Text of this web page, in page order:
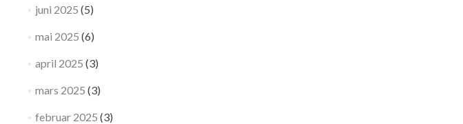
juni 2025 (5)
mai 2025 (6)
april 2025 (3)
mars 2025 (3)
februar 2025 (3)